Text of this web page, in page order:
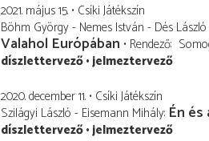
2021. május 15. Csíki Játékszín
Böhm György - Nemes István - Dés
Valahol Európában Rendező
díszlettervező jelmeztervező
2020. december 11. Csíki Játékszín
Szilágyi László - Eisemann Mihály Én
díszlettervező jelmeztervező